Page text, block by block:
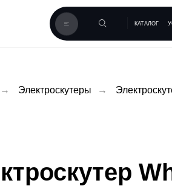
УСЛУГИ
→ Электроскутеры →